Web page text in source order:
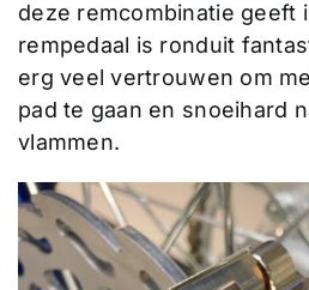
deze remcombinatie geeft
rempedaal is ronduit
erg veel vertrouwen om
pad te gaan en snoeihard
vlammen.